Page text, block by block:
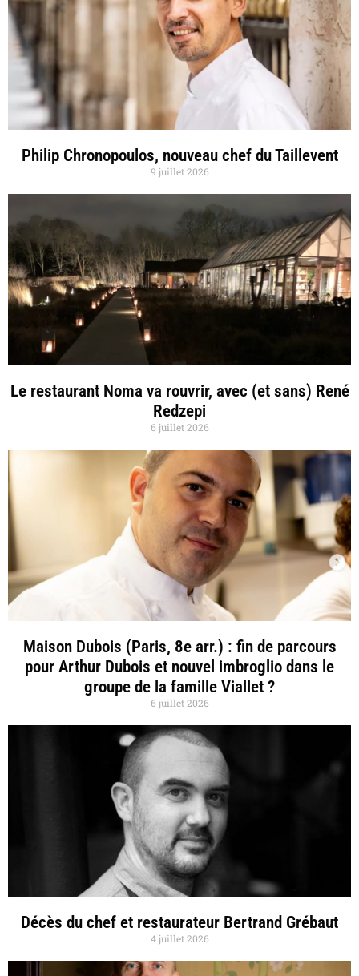
Philip Chronopoulos, nouveau chef du Taillevent
9 juillet 2026
Le restaurant Noma va rouvrir, avec (et sans) René
Redzepi
6 juillet 2026
Maison Dubois (Paris, 8e arr.) : fin de parcours
pour Arthur Dubois et nouvel imbroglio dans le
groupe de la famille Viallet ?
6 juillet 2026
Décès du chef et restaurateur Bertrand Grébaut
4 juillet 2026